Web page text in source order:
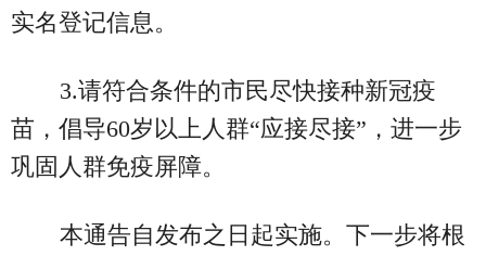
实名登记信息。
3.请符合条件的市民尽快接种新冠疫
苗，倡导60岁以上人群“应接尽接”，进一步
巩固人群免疫屏障。
本通告自发布之日起实施。下一步将根